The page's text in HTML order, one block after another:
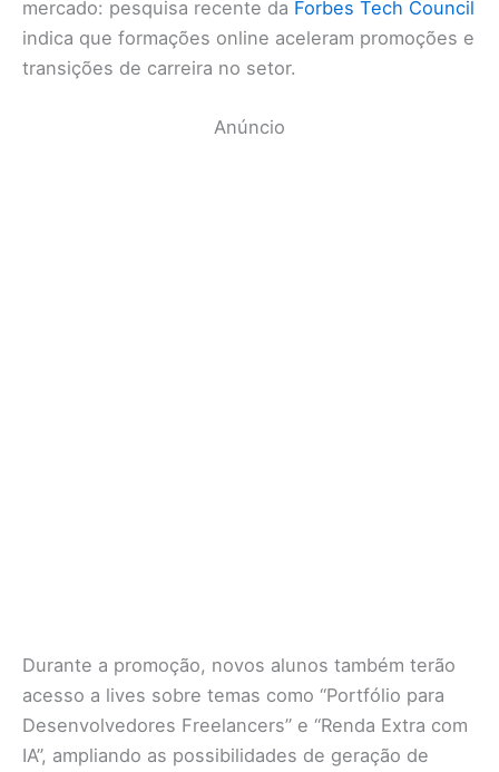
mercado: pesquisa recente da Forbes Tech Council
indica que formações online aceleram promoções e
transições de carreira no setor.
Anúncio
Durante a promoção, novos alunos também terão
acesso a lives sobre temas como “Portfólio para
Desenvolvedores Freelancers” e “Renda Extra com
IA”, ampliando as possibilidades de geração de